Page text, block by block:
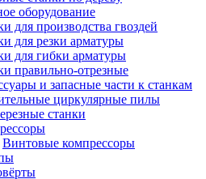
оборудование
для производства гвоздей
для резки арматуры
для гибки арматуры
правильно-отрезные
и запасные части к станкам
циркулярные пилы
станки
Винтовые компрессоры